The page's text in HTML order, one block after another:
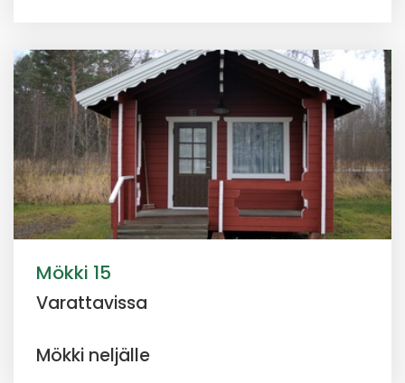
Mökki 15
Varattavissa
Mökki neljälle